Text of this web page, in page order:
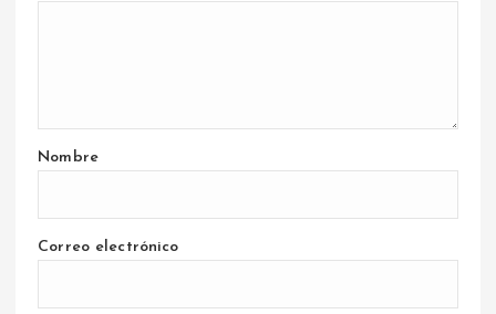
Nombre
Correo electrónico